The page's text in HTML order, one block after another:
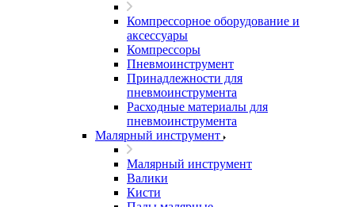
Компрессорное оборудование и
аксессуары
Компрессоры
Пневмоинструмент
Принадлежности для
пневмоинструмента
Расходные материалы для
пневмоинструмента
Малярный инструмент
Малярный инструмент
Валики
Кисти